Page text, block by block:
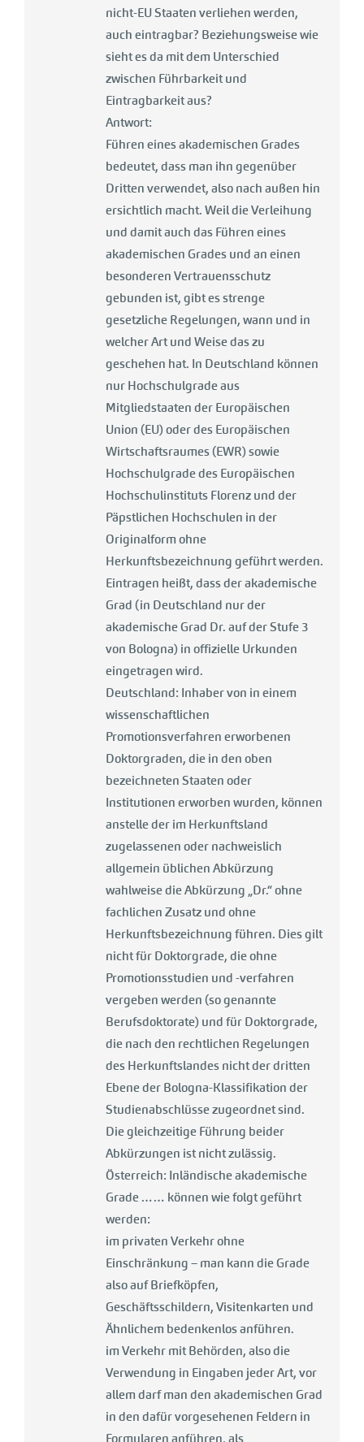
nicht-EU Staaten verliehen werden,
auch eintragbar? Beziehungsweise wie
sieht es da mit dem Unterschied
zwischen Führbarkeit und
Eintragbarkeit aus?
Antwort:
Führen eines akademischen Grades
bedeutet, dass man ihn gegenüber
Dritten verwendet, also nach außen hin
ersichtlich macht. Weil die Verleihung
und damit auch das Führen eines
akademischen Grades und an einen
besonderen Vertrauensschutz
gebunden ist, gibt es strenge
gesetzliche Regelungen, wann und in
welcher Art und Weise das zu
geschehen hat. In Deutschland können
nur Hochschulgrade aus
Mitgliedstaaten der Europäischen
Union (EU) oder des Europäischen
Wirtschaftsraumes (EWR) sowie
Hochschulgrade des Europäischen
Hochschulinstituts Florenz und der
Päpstlichen Hochschulen in der
Originalform ohne
Herkunftsbezeichnung geführt werden.
Eintragen heißt, dass der akademische
Grad (in Deutschland nur der
akademische Grad Dr. auf der Stufe 3
von Bologna) in offizielle Urkunden
eingetragen wird.
Deutschland: Inhaber von in einem
wissenschaftlichen
Promotionsverfahren erworbenen
Doktorgraden, die in den oben
bezeichneten Staaten oder
Institutionen erworben wurden, können
anstelle der im Herkunftsland
zugelassenen oder nachweislich
allgemein üblichen Abkürzung
wahlweise die Abkürzung „Dr.“ ohne
fachlichen Zusatz und ohne
Herkunftsbezeichnung führen. Dies gilt
nicht für Doktorgrade, die ohne
Promotionsstudien und -verfahren
vergeben werden (so genannte
Berufsdoktorate) und für Doktorgrade,
die nach den rechtlichen Regelungen
des Herkunftslandes nicht der dritten
Ebene der Bologna-Klassifikation der
Studienabschlüsse zugeordnet sind.
Die gleichzeitige Führung beider
Abkürzungen ist nicht zulässig.
Österreich: Inländische akademische
Grade …… können wie folgt geführt
werden:
im privaten Verkehr ohne
Einschränkung – man kann die Grade
also auf Briefköpfen,
Geschäftsschildern, Visitenkarten und
Ähnlichem bedenkenlos anführen.
im Verkehr mit Behörden, also die
Verwendung in Eingaben jeder Art, vor
allem darf man den akademischen Grad
in den dafür vorgesehenen Feldern in
Formularen anführen, als